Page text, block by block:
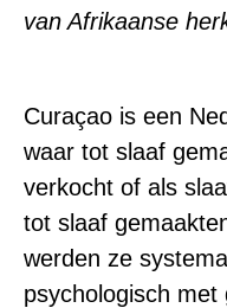
van Afrikaanse
Curaçao is een
waar tot slaaf
verkocht of als
tot slaaf
werden ze
psychologisch